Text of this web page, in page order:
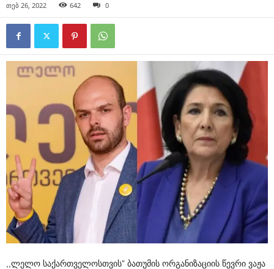
თებ 26, 2022 642 0
ლელო საქართველოსთვის” ბათუმის ორგანიზაციის წევრი ვაჟა